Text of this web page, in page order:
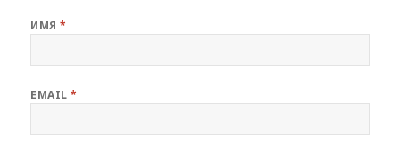
ИМЯ*
EMAIL*